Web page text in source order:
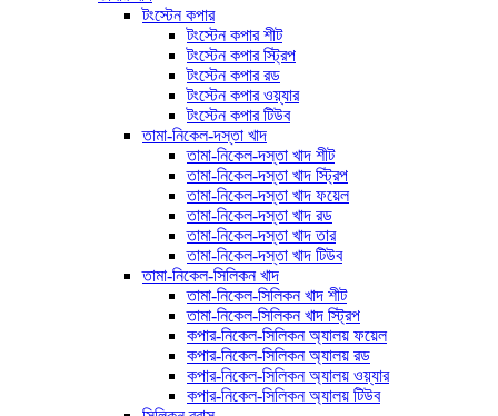
টংস্টেন কপার
টংস্টেন কপার শীট
টংস্টেন কপার স্ট্রিপ
টংস্টেন কপার রড
টংস্টেন কপার ওয়্যার
টংস্টেন কপার টিউব
তামা-নিকেল-দস্তা খাদ
তামা-নিকেল-দস্তা খাদ শীট
তামা-নিকেল-দস্তা খাদ স্ট্রিপ
তামা-নিকেল-দস্তা খাদ ফয়েল
তামা-নিকেল-দস্তা খাদ রড
তামা-নিকেল-দস্তা খাদ তার
তামা-নিকেল-দস্তা খাদ টিউব
তামা-নিকেল-সিলিকন খাদ
তামা-নিকেল-সিলিকন খাদ শীট
তামা-নিকেল-সিলিকন খাদ স্ট্রিপ
কপার-নিকেল-সিলিকন অ্যালয় ফয়েল
কপার-নিকেল-সিলিকন অ্যালয় রড
কপার-নিকেল-সিলিকন অ্যালয় ওয়্যার
কপার-নিকেল-সিলিকন অ্যালয় টিউব